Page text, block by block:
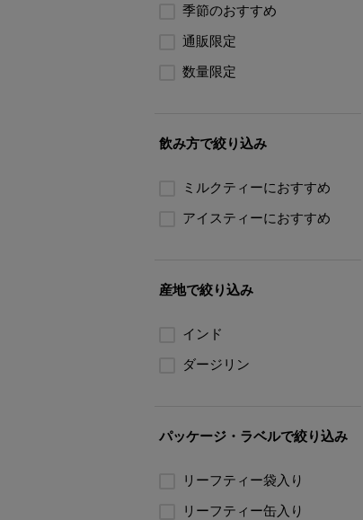
季節のおすすめ
通販限定
数量限定
飲み方で絞り込み
ミルクティーにおすすめ
アイスティーにおすすめ
産地で絞り込み
インド
ダージリン
パッケージ・ラベルで絞り込み
リーフティー袋入り
リーフティー缶入り